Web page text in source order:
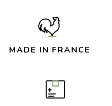
MADE IN FRANCE